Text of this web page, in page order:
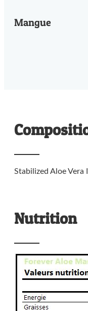
Mangue
Stabilized Aloe Vera
Nutrition